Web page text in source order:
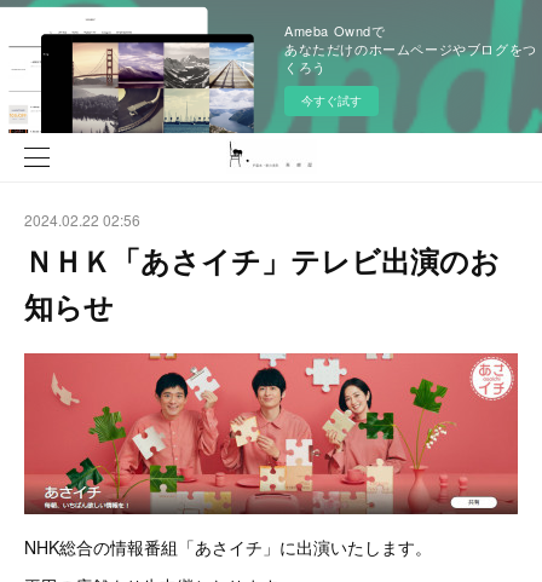
Ameba Owndで
あなただけのホームページやブログをつ
くろう
今すぐ試す
2024.02.22 02:56
ＮＨＫ「あさイチ」テレビ出演のお
知らせ
NHK総合の情報番組「あさイチ」に出演いたします。